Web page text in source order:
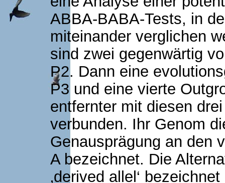
ABBA-BABA-Tests, in
miteinander verglichen
sind zwei gegenwärtig
P2. Dann eine
P3 und eine vierte
entfernter mit diesen
verbunden. Ihr Genom
Genausprägung an den
A bezeichnet. Die
‚derived allel‘